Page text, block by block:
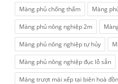
Màng phủ chống thấm Màng
Màng phủ nông nghiệp 2m
Màng phủ nông nghiệp tự hủy
Màng phủ nông nghiệp đục lỗ sẵn
Máng trượt mái xếp tại biên hoà